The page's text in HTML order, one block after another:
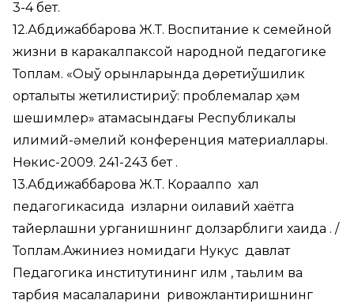
3-4 бет.
12.Абдижаббарова Ж.Т. Воспитание к семейной
жизни в каракалпаксой народной педагогике
Топлам. «Оқыў орынларында дөретиўшилик
орталықты жетилистириў: проблемалар ҳәм
шешимлер» атамасындағы Республикалық
илимий-әмелий конференция материаллары.
Нөкис-2009. 241-243 бет .
13.Абдижаббарова Ж.Т. Корақалпоқ халқ
педагогикасида қизларни оилавий хаётга
тайерлашни урганишнинг долзарблиги хақида . /
Топлам.Ажиниез номидаги Нукус давлат
Педагогика институтининг илм , таьлим ва
тарбия масалаларини ривожлантиришнинг